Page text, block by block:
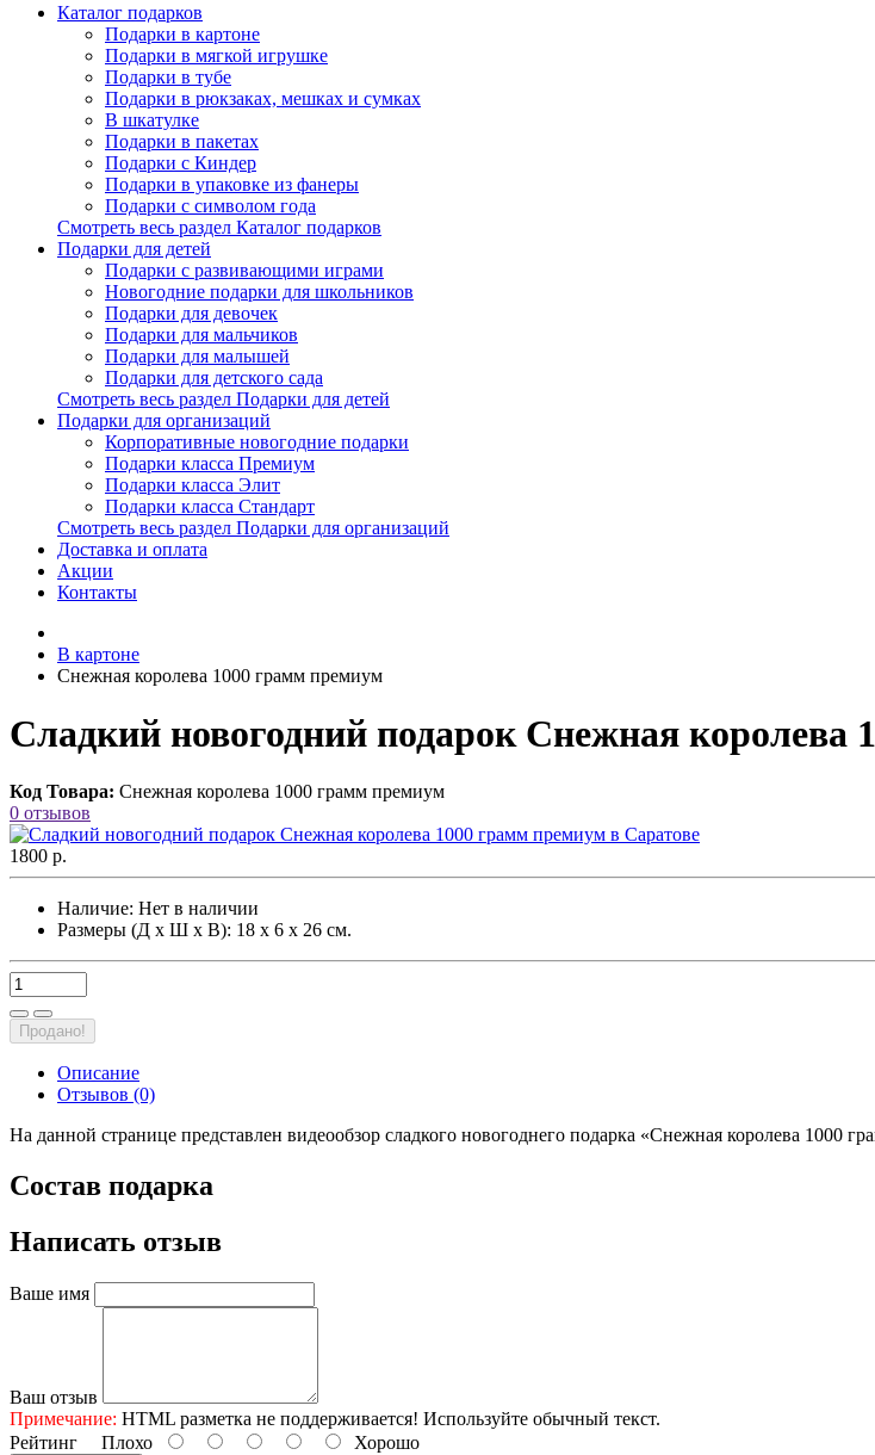
Каталог подарков
Подарки в картоне
Подарки в мягкой игрушке
Подарки в тубе
Подарки в рюкзаках, мешках и сумках
В шкатулке
Подарки в пакетах
Подарки с Киндер
Подарки в упаковке из фанеры
Подарки с символом года
Смотреть весь раздел Каталог подарков
Подарки для детей
Подарки с развивающими играми
Новогодние подарки для школьников
Подарки для девочек
Подарки для мальчиков
Подарки для малышей
Подарки для детского сада
Смотреть весь раздел Подарки для детей
Подарки для организаций
Корпоративные новогодние подарки
Подарки класса Премиум
Подарки класса Элит
Подарки класса Стандарт
Смотреть весь раздел Подарки для организаций
Доставка и оплата
Акции
Контакты
В картоне
Снежная королева 1000 грамм премиум
Сладкий новогодний подарок Снежная королева
Код Товара: Снежная королева 1000 грамм премиум
0 отзывов
1800 р.
Наличие: Нет в наличии
Размеры (Д х Ш х В): 18 х 6 х 26 см.
Продано!
Описание
Отзывов (0)
На данной странице представлен видеообзор сладкого новогоднего подарка «Снежная королева 1000
Состав подарка
Написать отзыв
Ваше имя
Ваш отзыв
Примечание: HTML разметка не поддерживается! Используйте обычный текст.
Рейтинг Плохо Хорошо